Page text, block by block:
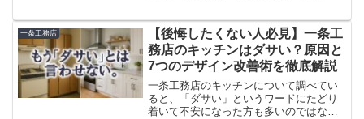
が尽きてしまい、割高な深夜電力を買わ
ざるを得なくな...
一条工務店
【後悔したくない人必見】一条工
務店のキッチンはダサい？原因と
7つのデザイン改善術を徹底解説
一条工務店のキッチンについて調べてい
ると、「ダサい」というワードにたどり
着いて不安になった方も多いのではない